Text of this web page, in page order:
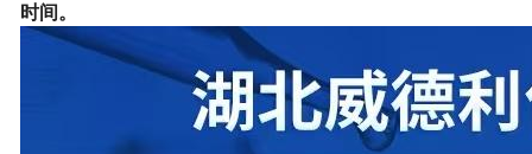
时间。